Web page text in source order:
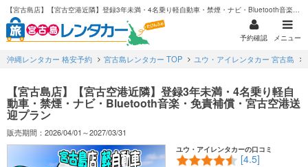
【宮古島店】【宮古空港近隣】登録3年未満・4名乗り軽自動車・禁煙・ナビ・Bluetooth音楽・免責補償・宮古空港送迎プラン
予約確認 メニュー
沖縄レンタカー 格安予約 宮古島レンタカー TOP ユウ・アイレンタカー 宮古島
【宮古島店】【宮古空港近隣】登録3年未満・4名乗り軽自
動車・禁煙・ナビ・Bluetooth音楽・免責補償・宮古空港送
迎プラン
販売期間：2026/04/01～2027/03/31
ユウ・アイレンタカーの口コミ
[4.5]